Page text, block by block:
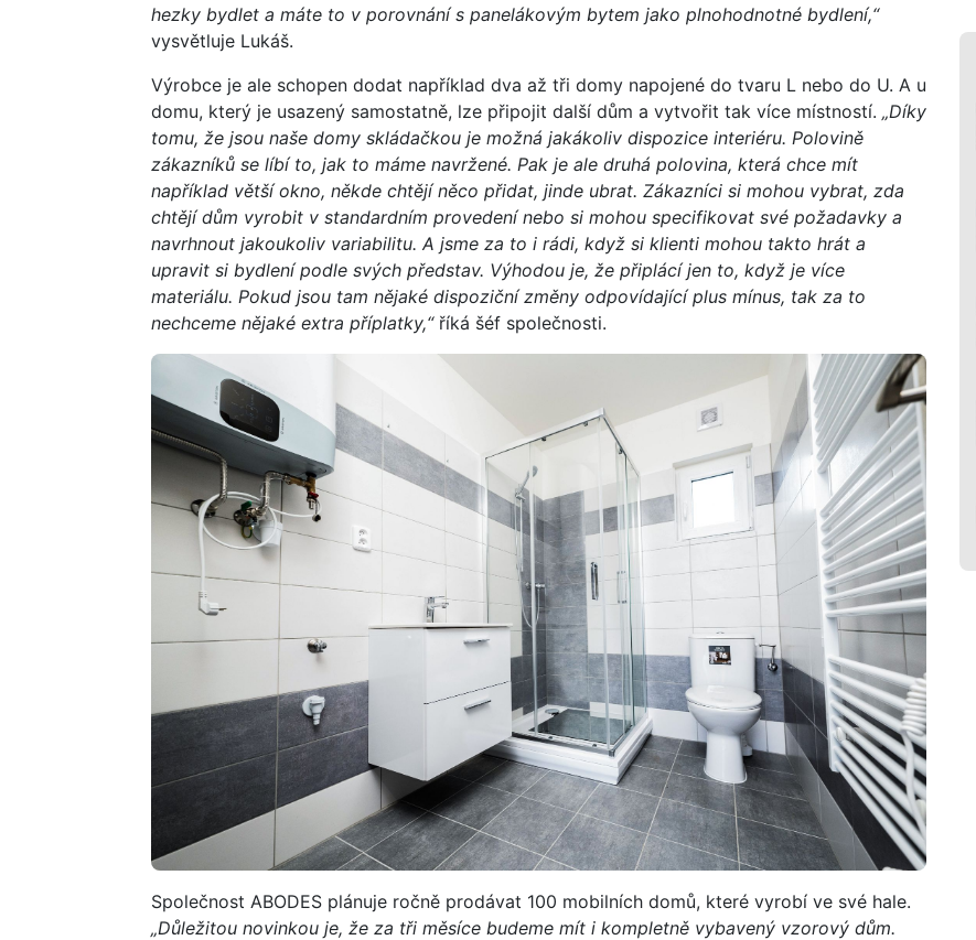
hezky bydlet a máte to v porovnání s panelákovým bytem jako plnohodnotné bydlení,“
vysvětluje Lukáš.
Výrobce je ale schopen dodat například dva až tři domy napojené do tvaru L nebo do U. A u
domu, který je usazený samostatně, lze připojit další dům a vytvořit tak více místností. „Díky
tomu, že jsou naše domy skládačkou je možná jakákoliv dispozice interiéru. Polovině
zákazníků se líbí to, jak to máme navržené. Pak je ale druhá polovina, která chce mít
například větší okno, někde chtějí něco přidat, jinde ubrat. Zákazníci si mohou vybrat, zda
chtějí dům vyrobit v standardním provedení nebo si mohou specifikovat své požadavky a
navrhnout jakoukoliv variabilitu. A jsme za to i rádi, když si klienti mohou takto hrát a
upravit si bydlení podle svých představ. Výhodou je, že připlácí jen to, když je více
materiálu. Pokud jsou tam nějaké dispoziční změny odpovídající plus mínus, tak za to
nechceme nějaké extra příplatky,“říká šéf společnosti.
Společnost ABODES plánuje ročně prodávat 100 mobilních domů, které vyrobí ve své hale.
„Důležitou novinkou je, že za tři měsíce budeme mít i kompletně vybavený vzorový dům.